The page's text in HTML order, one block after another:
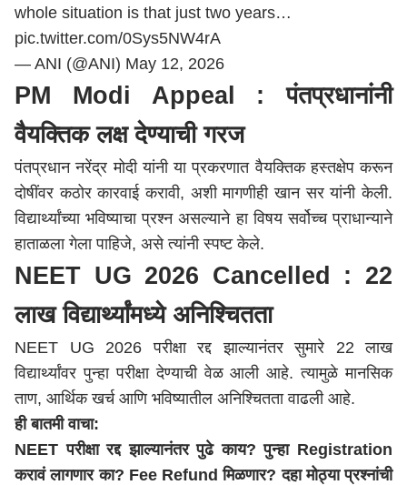
whole situation is that just two years…
pic.twitter.com/0Sys5NW4rA
— ANI (@ANI) May 12, 2026
PM Modi Appeal : पंतप्रधानांनी
वैयक्तिक लक्ष देण्याची गरज
पंतप्रधान नरेंद्र मोदी यांनी या प्रकरणात वैयक्तिक हस्तक्षेप करून
दोषींवर कठोर कारवाई करावी, अशी मागणीही खान सर यांनी केली.
विद्यार्थ्यांच्या भविष्याचा प्रश्न असल्याने हा विषय सर्वोच्च प्राधान्याने
हाताळला गेला पाहिजे, असे त्यांनी स्पष्ट केले.
NEET UG 2026 Cancelled : 22
लाख विद्यार्थ्यांमध्ये अनिश्चितता
NEET UG 2026 परीक्षा रद्द झाल्यानंतर सुमारे 22 लाख
विद्यार्थ्यांवर पुन्हा परीक्षा देण्याची वेळ आली आहे. त्यामुळे मानसिक
ताण, आर्थिक खर्च आणि भविष्यातील अनिश्चितता वाढली आहे.
ही बातमी वाचा:
NEET परीक्षा रद्द झाल्यानंतर पुढे काय? पुन्हा Registration
करावं लागणार का? Fee Refund मिळणार? दहा मोठ्या प्रश्नांची